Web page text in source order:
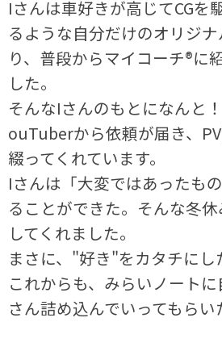
Iさんは車好きが高じてCGを
るような自分だけのオリジ
り、普段からマイコーチ®に
した。
そんなIさんのもとになんと
ouTuberから依頼が届き、
綴ってくれています。
Iさんは「大変ではあったも
ることができた。そんな冬
してくれました。
まさに、"好き"をカタチにし
これからも、みらいノート
さん詰め込んでいってもらい